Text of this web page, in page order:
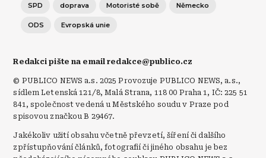
SPD doprava Motoristé sobě Německo
ODS Evropská unie
Redakci pište na email redakce@publico.cz
© PUBLICO NEWS a.s. 2025 Provozuje PUBLICO NEWS, a.s.,
sídlem Letenská 121/8, Malá Strana, 118 00 Praha 1, IČ: 225 51
841, společnost vedená u Městského soudu v Praze pod
spisovou značkou B 29467.
Jakékoliv užití obsahu včetně převzetí, šíření či dalšího
zpřístupňování článků, fotografií či jiného obsahu je bez